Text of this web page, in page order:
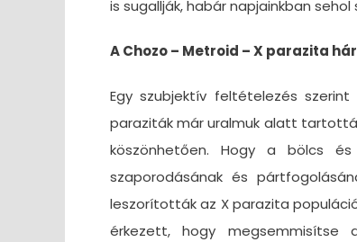
is sugallják, habár napjainkban
A Chozo – Metroid – X parazita
Egy szubjektív feltételezés
paraziták már uralmuk alatt
köszönhetően. Hogy a bölcs
szaporodásának és
leszorították az X parazita
érkezett, hogy